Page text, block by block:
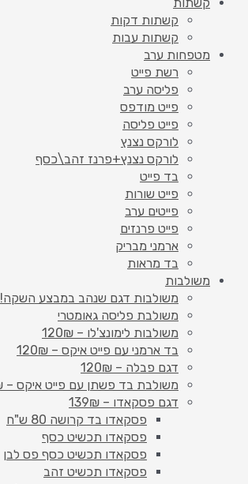
קשתות דקות
קשתות עבות
מטפחות ערב
רשת פייט
פליסה ערב
פייט מודפס
פייט פליסה
לורקס נצנץ
לורקס נצנץ+פרנז זהב\כסף
בד פייט
פייט שורות
פייטים ערב
פייט פרנזים
ארמני מבריק
בד מראות
משולבות
משולבות דגם שנהב במבצע השקה!
משולבת פליסה גאומטרי
משולבות לימונצ'לו – 120₪
בד ארמני עם פייט איקס – 120₪
דגם פבלה – 120₪
משולבת בד פשתן עם פייט איקס – 120₪
דגם פסקאדו – 139₪
פסקאדו בד קרושה 80 ש"ח
פסקאדו תכשיט כסף
פסקאדו תכשיט כסף פס לבן
פסקאדו תכשיט זהב